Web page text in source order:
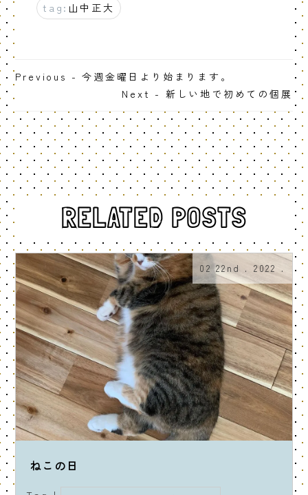
tag: 山中正大
Previous - 今週金曜日より始まります。
Next - 新しい地で初めての個展
RELATED POSTS
02 22nd . 2022 .
ねこの日